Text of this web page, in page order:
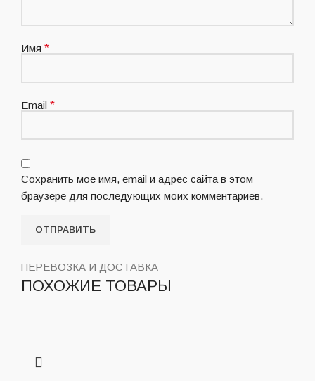
Имя *
Email *
Сохранить моё имя, email и адрес сайта в этом
браузере для последующих моих комментариев.
ПЕРЕВОЗКА И ДОСТАВКА
ПОХОЖИЕ ТОВАРЫ